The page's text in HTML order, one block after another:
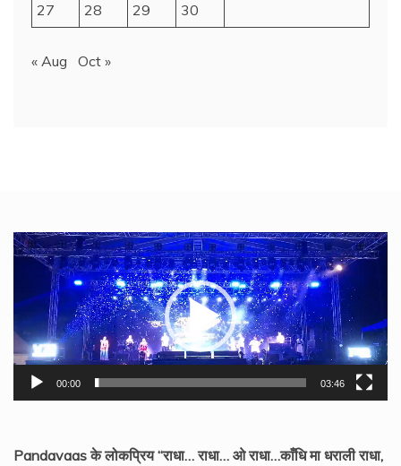
27
28 29 30
« Aug Oct »
Video
Player
00:00 03:46
Pandavaas के लोकप्रिय “राधा… राधा… ओ राधा…काँधि मा धराली राधा,